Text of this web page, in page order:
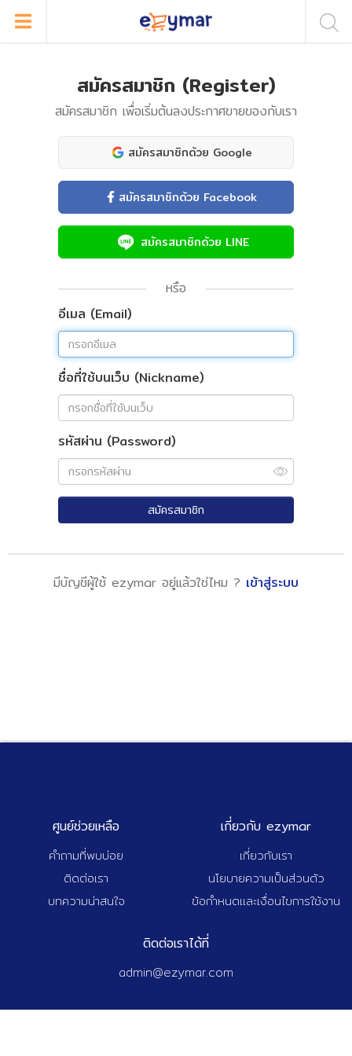
สมัครสมาชิก (Register)
สมัครสมาชิก เพื่อเริ่มต้นลงประกาศขายของกับเรา
สมัครสมาชิกด้วย Google
สมัครสมาชิกด้วย Facebook
สมัครสมาชิกด้วย LINE
หรือ
อีเมล (Email)
ชื่อที่ใช้บนเว็บ (Nickname)
รหัสผ่าน (Password)
สมัครสมาชิก
มีบัญชีผู้ใช้ ezymar อยู่แล้วใช่ไหม ? เข้าสู่ระบบ
ศูนย์ช่วยเหลือ
คำถามที่พบบ่อย
ติดต่อเรา
บทความน่าสนใจ
เกี่ยวกับ ezymar
เกี่ยวกับเรา
นโยบายความเป็นส่วนตัว
ข้อกำหนดและเงื่อนไขการใช้งาน
ติดต่อเราได้ที่
admin@ezymar.com